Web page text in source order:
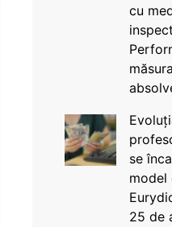
cu
se
model
25 de